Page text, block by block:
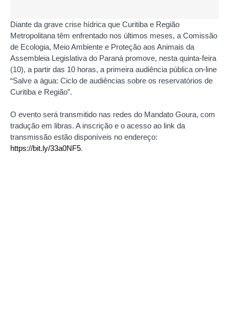
Diante da grave crise hídrica que Curitiba e Região
Metropolitana têm enfrentado nos últimos meses, a Comissão
de Ecologia, Meio Ambiente e Proteção aos Animais da
Assembleia Legislativa do Paraná promove, nesta quinta-feira
(10), a partir das 10 horas, a primeira audiência pública on-line
“Salve a água: Ciclo de audiências sobre os reservatórios de
Curitiba e Região”.
O evento será transmitido nas redes do Mandato Goura, com
tradução em libras. A inscrição e o acesso ao link da
transmissão estão disponíveis no endereço:
https://bit.ly/33a0NF5.